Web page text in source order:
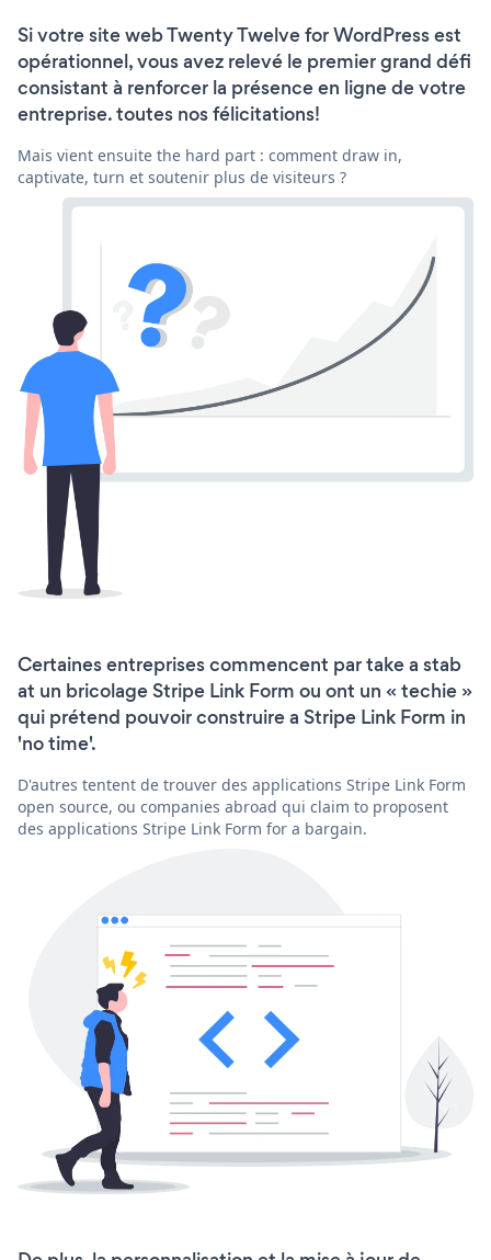
Si votre site web Twenty Twelve for WordPress est
opérationnel, vous avez relevé le premier grand défi
consistant à renforcer la présence en ligne de votre
entreprise. toutes nos félicitations!
Mais vient ensuite the hard part : comment draw in,
captivate, turn et soutenir plus de visiteurs ?
Certaines entreprises commencent par take a stab
at un bricolage Stripe Link Form ou ont un « techie »
qui prétend pouvoir construire a Stripe Link Form in
'no time'.
D'autres tentent de trouver des applications Stripe Link Form
open source, ou companies abroad qui claim to proposent
des applications Stripe Link Form for a bargain.